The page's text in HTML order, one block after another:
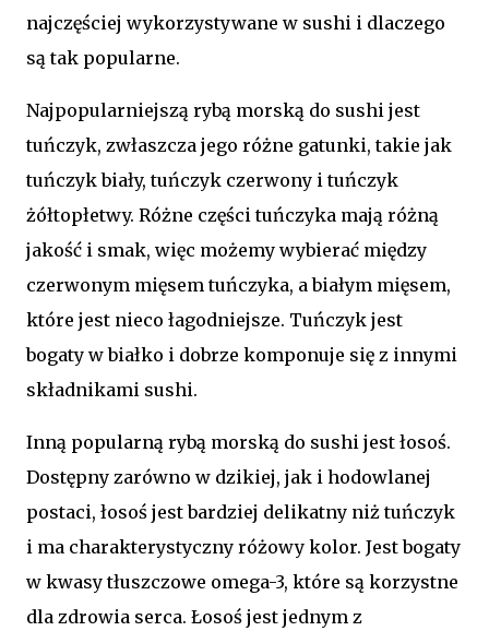
najczęściej wykorzystywane w sushi i dlaczego
są tak popularne.
Najpopularniejszą rybą morską do sushi jest
tuńczyk, zwłaszcza jego różne gatunki, takie jak
tuńczyk biały, tuńczyk czerwony i tuńczyk
żółtopłetwy. Różne części tuńczyka mają różną
jakość i smak, więc możemy wybierać między
czerwonym mięsem tuńczyka, a białym mięsem,
które jest nieco łagodniejsze. Tuńczyk jest
bogaty w białko i dobrze komponuje się z innymi
składnikami sushi.
Inną popularną rybą morską do sushi jest łosoś.
Dostępny zarówno w dzikiej, jak i hodowlanej
postaci, łosoś jest bardziej delikatny niż tuńczyk
i ma charakterystyczny różowy kolor. Jest bogaty
w kwasy tłuszczowe omega-3, które są korzystne
dla zdrowia serca. Łosoś jest jednym z